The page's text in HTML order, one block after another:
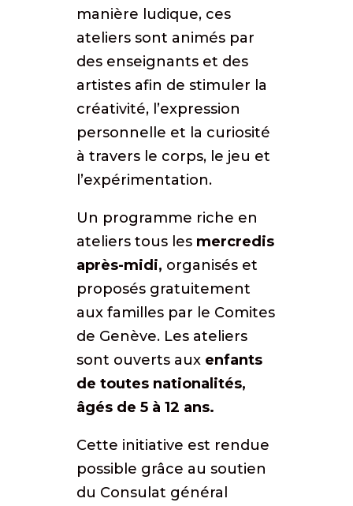
manière ludique, ces
ateliers sont animés par
des enseignants et des
artistes afin de stimuler la
créativité, l’expression
personnelle et la curiosité
à travers le corps, le jeu et
l’expérimentation.
Un programme riche en
ateliers tous les mercredis
après-midi, organisés et
proposés gratuitement
aux familles par le Comites
de Genève. Les ateliers
sont ouverts aux enfants
de toutes nationalités,
âgés de 5 à 12 ans.
Cette initiative est rendue
possible grâce au soutien
du Consulat général